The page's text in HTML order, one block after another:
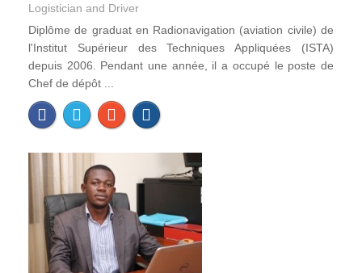
Logistician and Driver
Diplôme de graduat en Radionavigation (aviation civile) de
l'Institut Supérieur des Techniques Appliquées (ISTA)
depuis 2006. Pendant une année, il a occupé le poste de
Chef de dépôt ...